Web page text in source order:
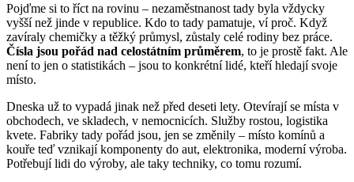
Pojďme si to říct na rovinu – nezaměstnanost tady byla vždycky
vyšší než jinde v republice. Kdo to tady pamatuje, ví proč. Když
zavíraly chemičky a těžký průmysl, zůstaly celé rodiny bez práce.
Čísla jsou pořád nad celostátním průměrem, to je prostě fakt. Ale
není to jen o statistikách – jsou to konkrétní lidé, kteří hledají svoje
místo.
Dneska už to vypadá jinak než před deseti lety. Otevírají se místa v
obchodech, ve skladech, v nemocnicích. Služby rostou, logistika
kvete. Fabriky tady pořád jsou, jen se změnily – místo komínů a
kouře teď vznikají komponenty do aut, elektronika, moderní výroba.
Potřebují lidi do výroby, ale taky techniky, co tomu rozumí.